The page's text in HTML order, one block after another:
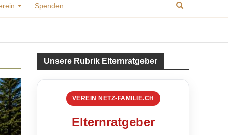
Spenden
Unsere Rubrik Elternratgeber
VEREIN NETZ-FAMILIE.CH
Elternratgeber